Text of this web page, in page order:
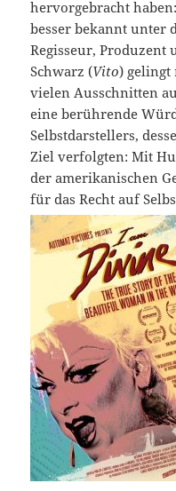
hervorgebracht
besser bekannt unter
Regisseur, Produzent
Schwarz (Vito)
vielen Ausschnitten
eine berührende
Selbstdarstellers,
Ziel verfolgten: Mit
der amerikanischen
für das Recht auf